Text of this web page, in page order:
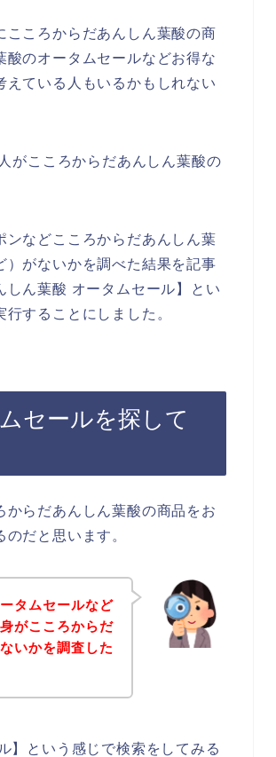
こころからだあんしん葉酸の商
のオータムセールなどお得な
ている人もいるかもしれない
がこころからだあんしん葉酸の
ンなどこころからだあんしん葉
がないかを調べた結果を記事
ん葉酸 オータムセール】とい
することにしました。
セールを探して
らだあんしん葉酸の商品をお
だと思います。
タムセールなど
がこころからだ
いかを調査した
】という感じで検索をしてみる